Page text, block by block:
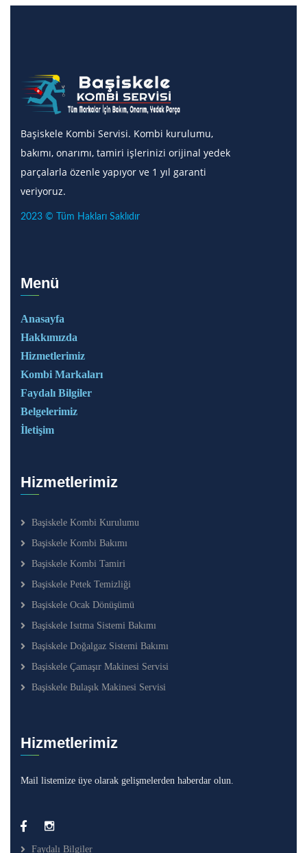
Başiskele Kombi Servisi. Kombi kurulumu,
bakımı, onarımı, tamiri işlerinizi orijinal yedek
parçalarla özenle yapıyor ve 1 yıl garanti
veriyoruz.
2023 © Tüm Hakları Saklıdır
Menü
Anasayfa
Hakkımızda
Hizmetlerimiz
Kombi Markaları
Faydalı Bilgiler
Belgelerimiz
İletişim
Hizmetlerimiz
Başiskele Kombi Kurulumu
Başiskele Kombi Bakımı
Başiskele Kombi Tamiri
Başiskele Petek Temizliği
Başiskele Ocak Dönüşümü
Başiskele Isıtma Sistemi Bakımı
Başiskele Doğalgaz Sistemi Bakımı
Başiskele Çamaşır Makinesi Servisi
Başiskele Bulaşık Makinesi Servisi
Hizmetlerimiz
Mail listemize üye olarak gelişmelerden haberdar olun.
Faydalı Bilgiler